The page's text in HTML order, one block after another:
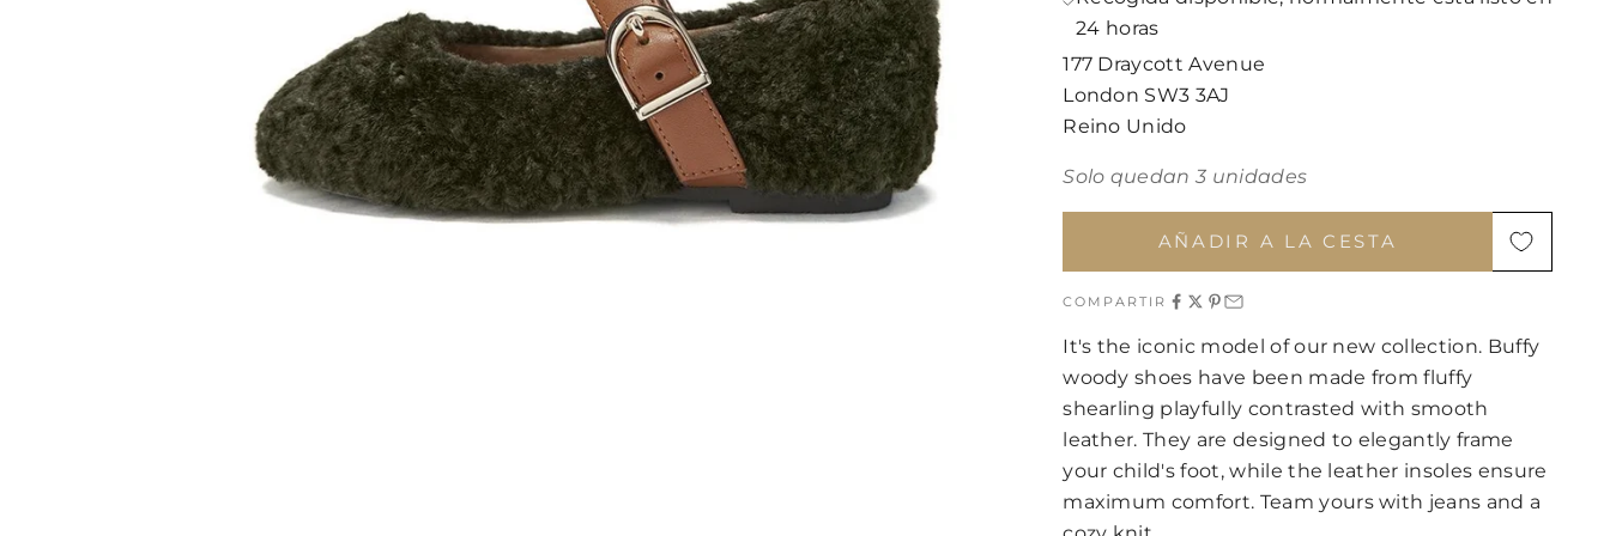
24 horas
177 Draycott Avenue
London SW3 3AJ
Reino Unido
Solo quedan 3 unidades
AÑADIR A LA CESTA
COMPARTIR
It's the iconic model of our new collection. Buffy
woody shoes have been made from fluffy
shearling playfully contrasted with smooth
leather. They are designed to elegantly frame
your child's foot, while the leather insoles ensure
maximum comfort. Team yours with jeans and a